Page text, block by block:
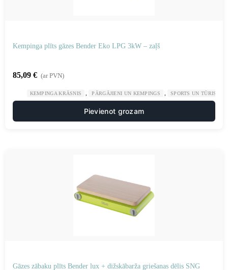
Kempinga plīts gāzes Bender Eko LPG 3kW – zaļš
85,09 € (ar PVN)
KEMPINGA KRĀSNIS PĀRGĀJIENI UN KEMPINGS SPORTS UN TŪRISMS
Pievienot grozam
Gāzes zābaku plīts Bender lux + dižskābarža griešanas dēlis SNG